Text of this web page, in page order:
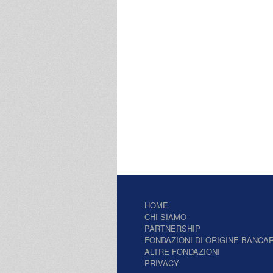
HOME
CHI SIAMO
PARTNERSHIP
FONDAZIONI DI ORIGINE
ALTRE FONDAZIONI
PRIVACY